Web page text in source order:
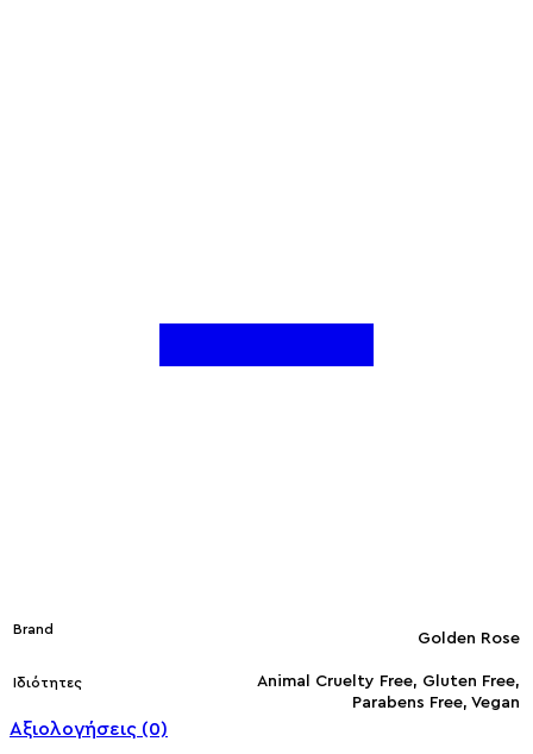
Brand
Golden Rose
Ιδιότητες
Animal Cruelty Free, Gluten Free,
Parabens Free, Vegan
Αξιολογήσεις (0)